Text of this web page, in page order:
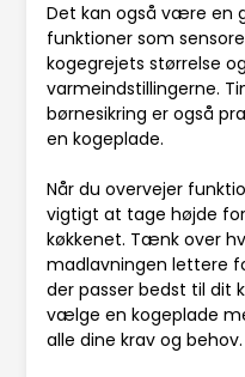
Det kan også være en
funktioner som
kogegrejets størrelse
varmeindstillingerne.
børnesikring er også
en kogeplade.
Når du overvejer
vigtigt at tage højde
køkkenet. Tænk over
madlavningen lettere
der passer bedst til dit
vælge en kogeplade
alle dine krav og behov.